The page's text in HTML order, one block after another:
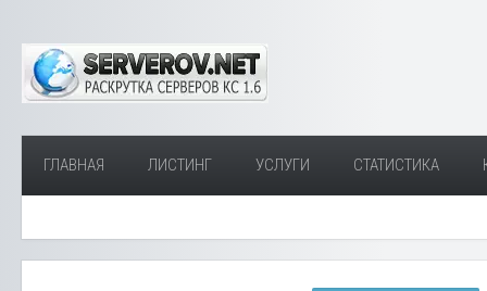
ГЛАВНАЯ ЛИСТИНГ УСЛУГИ СТАТИСТИКА